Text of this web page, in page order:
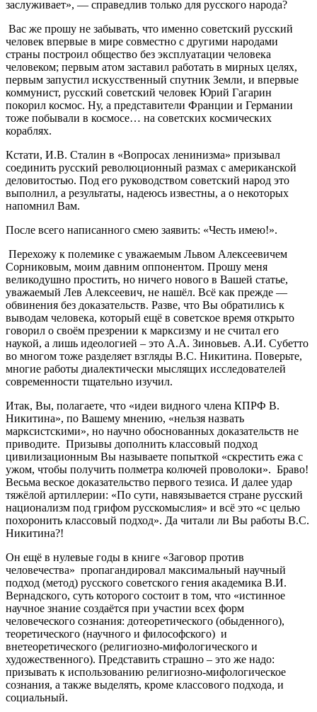
заслуживает», — справедлив только для русского народа?
Вас же прошу не забывать, что именно советский русский
человек впервые в мире совместно с другими народами
страны построил общество без эксплуатации человека
человеком; первым атом заставил работать в мирных целях,
первым запустил искусственный спутник Земли, и впервые
коммунист, русский советский человек Юрий Гагарин
покорил космос. Ну, а представители Франции и Германии
тоже побывали в космосе… на советских космических
кораблях.
Кстати, И.В. Сталин в «Вопросах ленинизма» призывал
соединить русский революционный размах с американской
деловитостью. Под его руководством советский народ это
выполнил, а результаты, надеюсь известны, а о некоторых
напомнил Вам.
После всего написанного смею заявить: «Честь имею!».
Перехожу к полемике с уважаемым Львом Алексеевичем
Сорниковым, моим давним оппонентом. Прошу меня
великодушно простить, но ничего нового в Вашей статье,
уважаемый Лев Алексеевич, не нашёл. Всё как прежде —
обвинения без доказательств. Разве, что Вы обратились к
выводам человека, который ещё в советское время открыто
говорил о своём презрении к марксизму и не считал его
наукой, а лишь идеологией – это А.А. Зиновьев. А.И. Субетто
во многом тоже разделяет взгляды В.С. Никитина. Поверьте,
многие работы диалектически мыслящих исследователей
современности тщательно изучил.
Итак, Вы, полагаете, что «идеи видного члена КПРФ В.
Никитина», по Вашему мнению, «нельзя назвать
марксистскими», но научно обоснованных доказательств не
приводите. Призывы дополнить классовый подход
цивилизационным Вы называете попыткой «скрестить ежа с
ужом, чтобы получить полметра колючей проволоки». Браво!
Весьма веское доказательство первого тезиса. И далее удар
тяжёлой артиллерии: «По сути, навязывается стране русский
национализм под грифом русскомыслия» и всё это «с целью
похоронить классовый подход». Да читали ли Вы работы В.С.
Никитина?!
Он ещё в нулевые годы в книге «Заговор против
человечества» пропагандировал максимальный научный
подход (метод) русского советского гения академика В.И.
Вернадского, суть которого состоит в том, что «истинное
научное знание создаётся при участии всех форм
человеческого сознания: дотеоретического (обыденного),
теоретического (научного и философского) и
внетеоретического (религиозно-мифологического и
художественного). Представить страшно – это же надо:
призывать к использованию религиозно-мифологическое
сознания, а также выделять, кроме классового подхода, и
социальный.